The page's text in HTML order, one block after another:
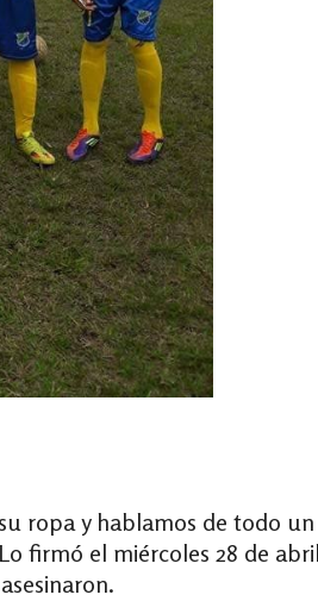
ropa y hablamos de todo
firmó el miércoles 28 de